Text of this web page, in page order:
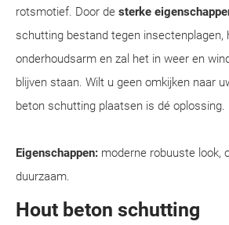
rotsmotief. Door de sterke
schutting bestand tegen insectenplagen,
onderhoudsarm en zal het in weer en
blijven staan. Wilt u geen omkijken naar
beton schutting plaatsen is dé oplossing.
Eigenschappen: moderne robuuste look,
duurzaam.
Hout beton schutting